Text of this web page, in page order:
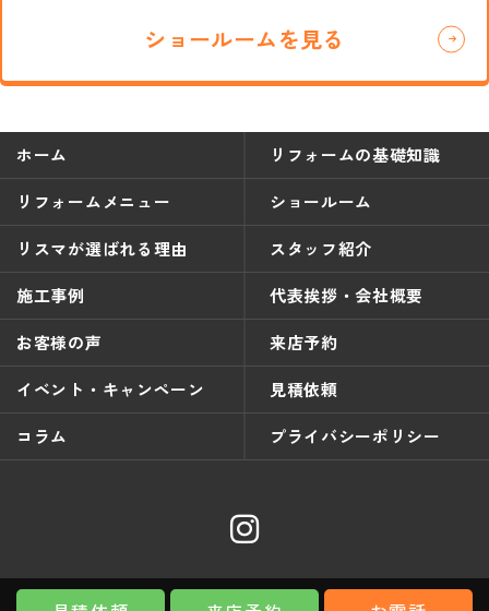
ショールームを見る
ホーム
リフォームメニュー
リスマが選ばれる理由
施工事例
お客様の声
イベント・キャンペーン
コラム
リフォームの基礎知識
ショールーム
スタッフ紹介
代表挨拶・会社概要
来店予約
見積依頼
プライバシーポリシー
©2026 東栄住宅設備.